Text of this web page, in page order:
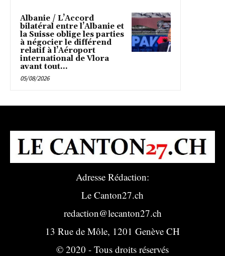
Albanie / L’Accord
bilatéral entre l’Albanie et
la Suisse oblige les parties
à négocier le différend
relatif à l’Aéroport
international de Vlora
avant tout...
05/08/2026
Adresse Rédaction:
Le Canton27.ch
redaction@lecanton27.ch
13 Rue de Môle, 1201 Genève CH
© 2020 - Tous droits réservés